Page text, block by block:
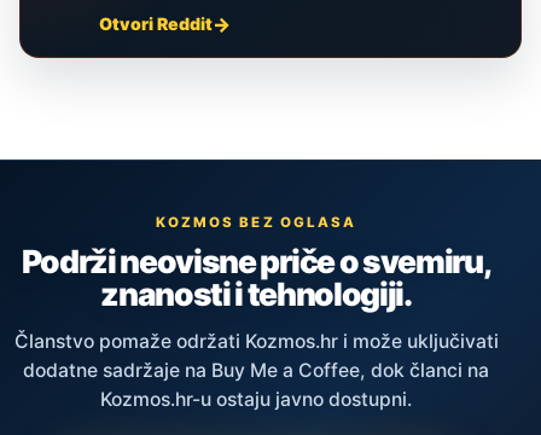
Otvori Reddit
KOZMOS BEZ OGLASA
Podrži neovisne priče o svemiru,
znanosti i tehnologiji.
Članstvo pomaže održati Kozmos.hr i može uključivati
dodatne sadržaje na Buy Me a Coffee, dok članci na
Kozmos.hr-u ostaju javno dostupni.